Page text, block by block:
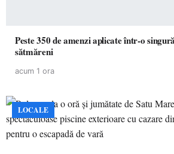
Peste 350 de amenzi aplicate într-o
sătmăreni
acum 1 ora
LOCALE